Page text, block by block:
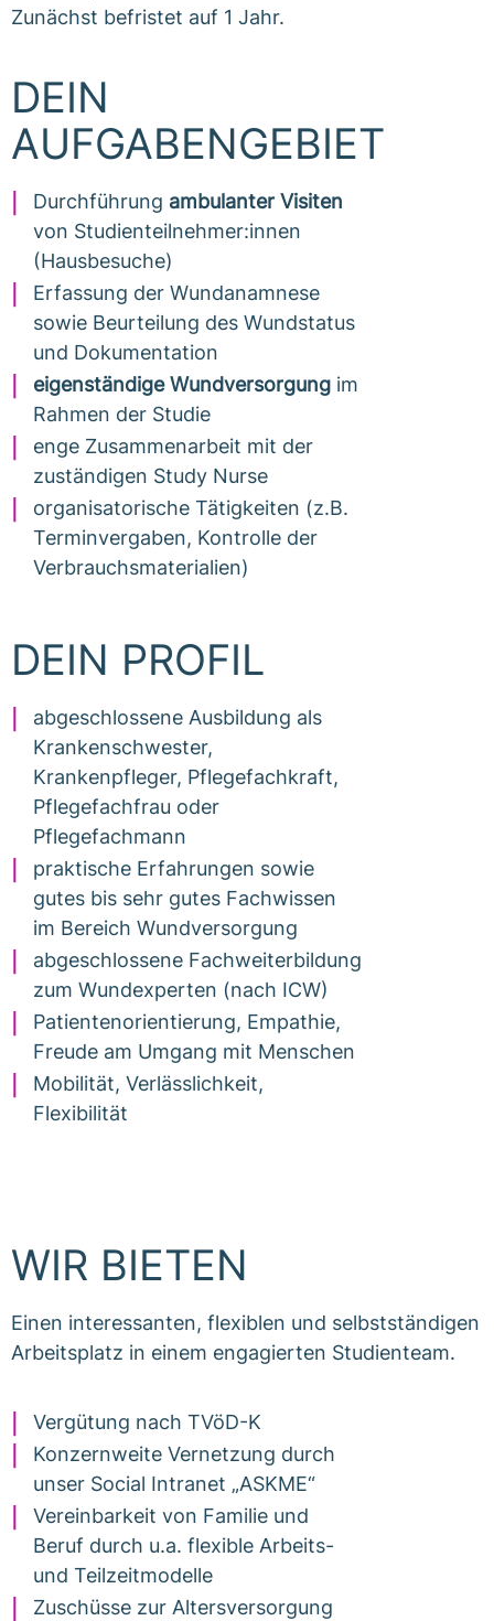
Zunächst befristet auf 1 Jahr.
DEIN
AUFGABENGEBIET
Durchführung ambulanter Visiten
von Studienteilnehmer:innen
(Hausbesuche)
Erfassung der Wundanamnese
sowie Beurteilung des Wundstatus
und Dokumentation
eigenständige Wundversorgung im
Rahmen der Studie
enge Zusammenarbeit mit der
zuständigen Study Nurse
organisatorische Tätigkeiten (z.B.
Terminvergaben, Kontrolle der
Verbrauchsmaterialien)
DEIN PROFIL
abgeschlossene Ausbildung als
Krankenschwester,
Krankenpfleger, Pflegefachkraft,
Pflegefachfrau oder
Pflegefachmann
praktische Erfahrungen sowie
gutes bis sehr gutes Fachwissen
im Bereich Wundversorgung
abgeschlossene Fachweiterbildung
zum Wundexperten (nach ICW)
Patientenorientierung, Empathie,
Freude am Umgang mit Menschen
Mobilität, Verlässlichkeit,
Flexibilität
WIR BIETEN
Einen interessanten, flexiblen und selbstständigen
Arbeitsplatz in einem engagierten Studienteam.
Vergütung nach TVöD-K
Konzernweite Vernetzung durch
unser Social Intranet „ASKME“
Vereinbarkeit von Familie und
Beruf durch u.a. flexible Arbeits-
und Teilzeitmodelle
Zuschüsse zur Altersversorgung